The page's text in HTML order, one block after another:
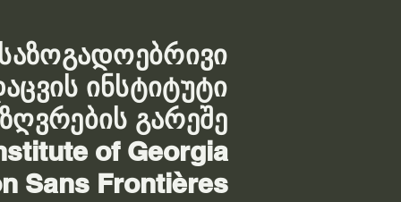
ინსტიტუტი
გარეშე
of Georgia
Sans Frontières